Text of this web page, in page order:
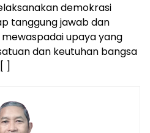
demokrasi
tanggung jawab dan
upaya yang
dan keutuhan bangsa
]